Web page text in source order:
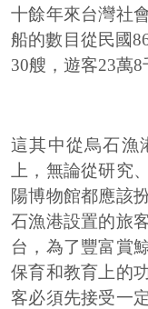
十餘年來台灣社
船的數目從民國
30艘，遊客23萬8
這其中從烏石漁
上，無論從研究
陽博物館都應該
石漁港設置的旅
台，為了豐富賞
保育和教育上的
客必須先接受一